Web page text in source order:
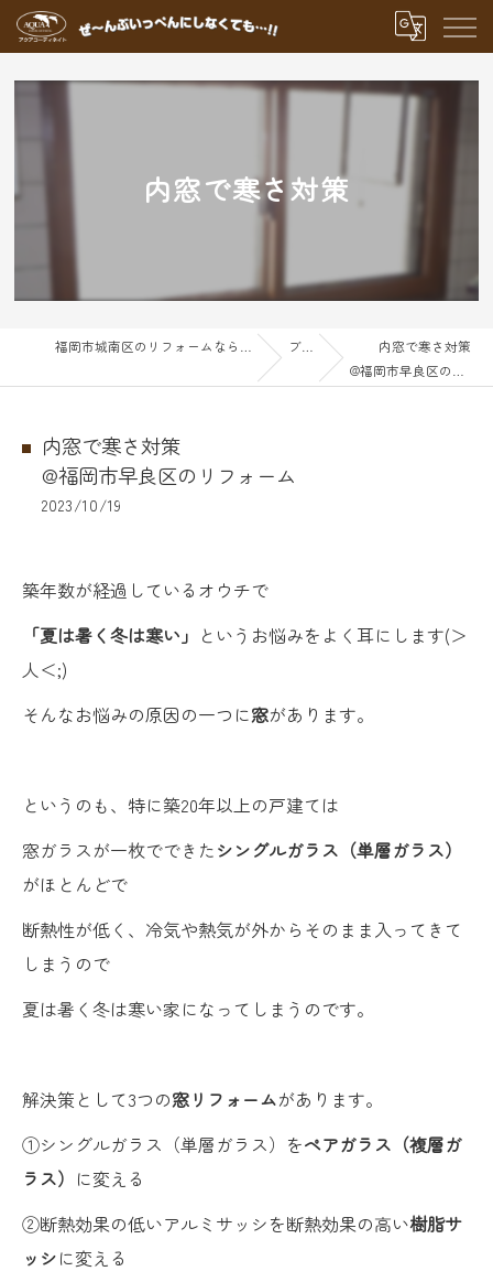
内窓で寒さ対策
ブログ
内窓で寒さ対策
@福岡市早良区のリフォーム
内窓で寒さ対策
@福岡市早良区のリフォーム
2023/10/19
築年数が経過しているオウチで
「夏は暑く冬は寒い」 というお悩みをよく耳にします(＞
人＜;)
そんなお悩みの原因の一つに窓があります。
というのも、特に築20年以上の戸建ては
窓ガラスが一枚でできたシングルガラス（単層ガラス）
がほとんどで
断熱性が低く、冷気や熱気が外からそのまま入ってきて
しまうので
夏は暑く冬は寒い家になってしまうのです。
解決策として3つの窓リフォームがあります。
①シングルガラス（単層ガラス）をペアガラス（複層ガ
ラス） に変える
②断熱効果の低いアルミサッシを断熱効果の高い樹脂サ
ッシに変える